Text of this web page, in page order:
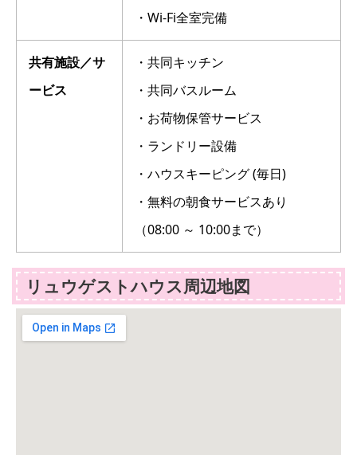
・Wi-Fi全室完備
共有施設／サ
ービス
・共同キッチン
・共同バスルーム
・お荷物保管サービス
・ランドリー設備
・ハウスキーピング (毎日)
・無料の朝食サービスあり
（08:00 ～ 10:00まで）
リュウゲストハウス周辺地図